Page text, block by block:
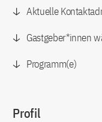
Aktuelle
Gastgeber*innen
Programm(e)
Profil